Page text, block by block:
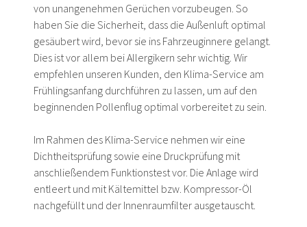
von unangenehmen Gerüchen vorzubeugen. So
haben Sie die Sicherheit, dass die Außenluft optimal
gesäubert wird, bevor sie ins Fahrzeuginnere gelangt.
Dies ist vor allem bei Allergikern sehr wichtig. Wir
empfehlen unseren Kunden, den Klima-Service am
Frühlingsanfang durchführen zu lassen, um auf den
beginnenden Pollenflug optimal vorbereitet zu sein.
Im Rahmen des Klima-Service nehmen wir eine
Dichtheitsprüfung sowie eine Druckprüfung mit
anschließendem Funktionstest vor. Die Anlage wird
entleert und mit Kältemittel bzw. Kompressor-Öl
nachgefüllt und der Innenraumfilter ausgetauscht.